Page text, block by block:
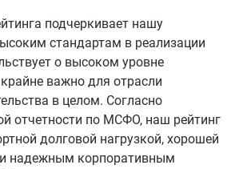
подчеркивает нашу
стандартам в реализации
о высоком уровне
важно для отрасли
в целом. Согласно
отчетности по МСФО, наш рейтинг
долговой нагрузкой, хорошей
надежным корпоративным